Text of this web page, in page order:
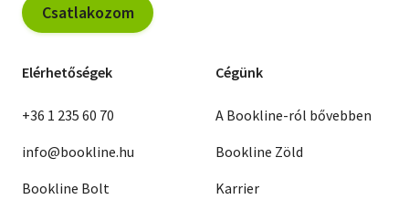
Csatlakozom
Elérhetőségek
+36 1 235 60 70
info@bookline.hu
Bookline Bolt
Cégünk
A Bookline-ról bővebben
Bookline Zöld
Karrier